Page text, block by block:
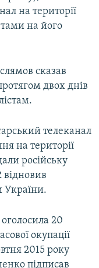
на території
на його
сказав
двох днів
телеканал
на території
російську
відновив
України.
20
окупації
2015 року
підписав